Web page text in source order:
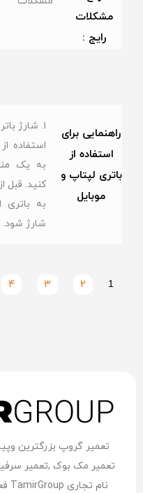
مشکلات
رایج :
راهنمایی برای
استفاده از
باتری لپتاپ و
موبایل
۱. شارژ
استفاده
به یک
کنید. قبل
به باتری
شارژ شود.
1
2
3
4
تعمیر گروپ بزرگترین
تعمیر مک بوک ,تعمیر